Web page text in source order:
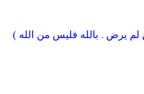
لم يرض . بالله فليس من الله )